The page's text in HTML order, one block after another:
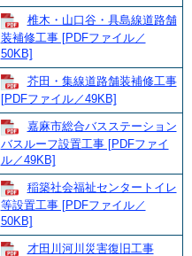
椎木・山口谷・具島線道路舗
装補修工事 [PDFファイル／
50KB]
芥田・集線道路舗装補修工事
[PDFファイル／49KB]
嘉麻市総合バスステーション
バスルーフ設置工事 [PDFファイ
ル／49KB]
稲築社会福祉センタートイレ
等設置工事 [PDFファイル／
50KB]
才田川河川災害復旧工事